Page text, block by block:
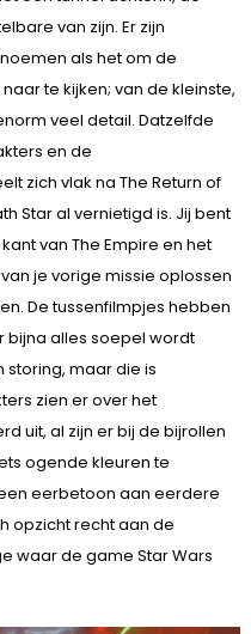
van zijn. Er zijn
als het om de
te kijken; van de kleinste,
veel detail. Datzelfde
en de
zich vlak na The Return of
Star al vernietigd is. Jij bent
van The Empire en het
je vorige missie oplossen
De tussenfilmpjes hebben
bijna alles soepel wordt
storing, maar die is
zien er over het
uit, al zijn er bij de bijrollen
ogende kleuren te
eerbetoon aan eerdere
opzicht recht aan de
waar de game Star Wars